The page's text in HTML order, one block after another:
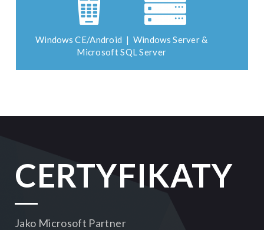
Windows CE/Android | Windows Server &
Microsoft SQL Server
CERTYFIKATY
Jako Microsoft Partner